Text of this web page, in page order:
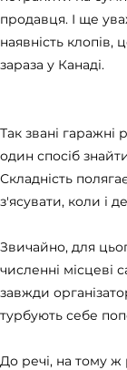
продавця. І ще
наявність
зараза у Канаді.
Так звані
один спосіб
Складність
з'ясувати, коли і
Звичайно, для
численні місцеві
завжди
турбують себе
До речі, на тому ж